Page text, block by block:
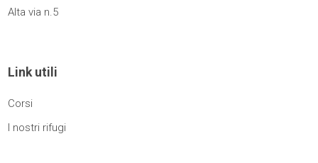
Alta via n.5
Link utili
Corsi
I nostri rifugi